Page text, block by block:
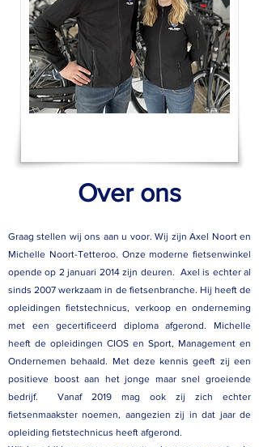
Over ons
Graag stellen wij ons aan u voor. Wij zijn Axel Noort en
Michelle Noort-Tetteroo. Onze moderne fietsenwinkel
opende op 2 januari 2014 zijn deuren. Axel is echter al
sinds 2007 werkzaam in de fietsenbranche. Hij heeft de
opleidingen fietstechnicus, verkoop en onderneming
met een gecertificeerd diploma afgerond. Michelle
heeft de opleidingen CIOS en Sport, Management en
Ondernemen behaald. Met deze kennis geeft zij een
positieve boost aan het jonge maar snel groeiende
bedrijf. Vanaf 2019 mag ook zij zich echter
fietsenmaakster noemen, aangezien zij in dat jaar de
opleiding fietstechnicus heeft afgerond.